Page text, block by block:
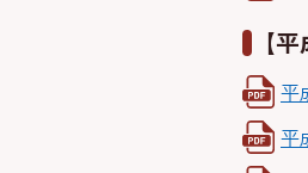
【
平
平